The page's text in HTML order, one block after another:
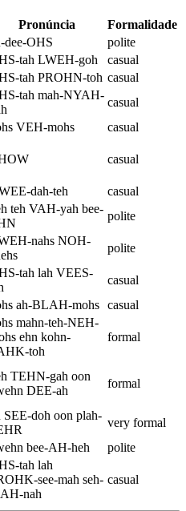
Pronúncia
Formalidade
dee-OHS
polite
tah LWEH-goh
casual
tah PROHN-toh casual
tah mah-NYAH-
casual
VEH-mohs
casual
casual
dah-teh
casual
teh VAH-yah bee-
polite
nahs NOH-
polite
tah lah VEES-
casual
ah-BLAH-mohs casual
mahn-teh-NEH-
ehn kohn-
toh
formal
TEHN-gah oon
DEE-ah
formal
SEE-doh oon plah-
very formal
bee-AH-heh
polite
tah lah
see-mah seh-
nah
casual